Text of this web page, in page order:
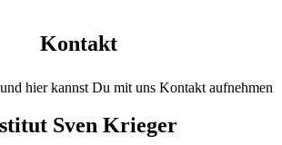
Kontakt
hier kannst Du mit uns Kontakt aufnehmen
Sven Krieger